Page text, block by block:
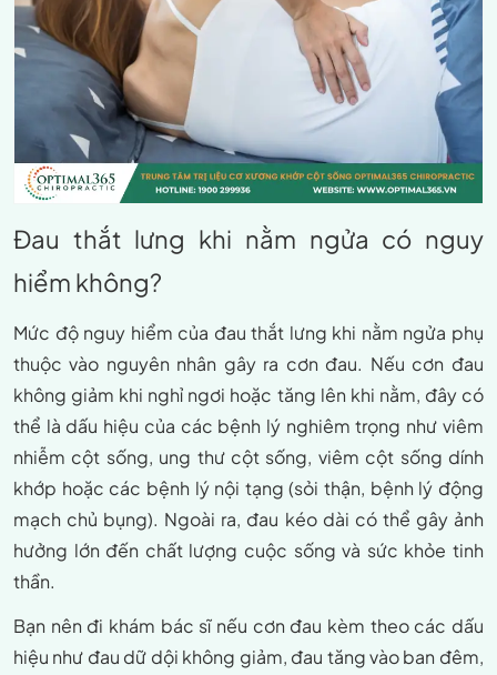
Đau thắt lưng khi nằm ngửa có nguy
hiểm không?
Mức độ nguy hiểm của đau thắt lưng khi nằm ngửa phụ
thuộc vào nguyên nhân gây ra cơn đau. Nếu cơn đau
không giảm khi nghỉ ngơi hoặc tăng lên khi nằm, đây có
thể là dấu hiệu của các bệnh lý nghiêm trọng như viêm
nhiễm cột sống, ung thư cột sống, viêm cột sống dính
khớp hoặc các bệnh lý nội tạng (sỏi thận, bệnh lý động
mạch chủ bụng). Ngoài ra, đau kéo dài có thể gây ảnh
hưởng lớn đến chất lượng cuộc sống và sức khỏe tinh
thần.
Bạn nên đi khám bác sĩ nếu cơn đau kèm theo các dấu
hiệu như đau dữ dội không giảm, đau tăng vào ban đêm,